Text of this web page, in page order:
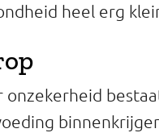
heel erg